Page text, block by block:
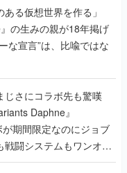
ある仮想世界を作る」
の生みの親が18年掲げ
な宣言”は、比喩ではな
じさにコラボ先も驚嘆
Daphne』
期間限定なのにジョブ
戦闘システムもワンオフ
由を両ディレクターに聞